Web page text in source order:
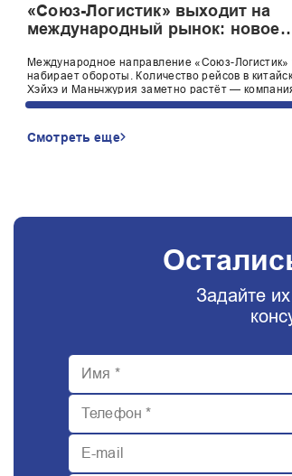
«Союз-Логистик» выходит на
международный рынок: новое
Международное направление «Союз-Логистик»
набирает обороты. Количество рейсов в
Хэйхэ и Маньчжурия заметно растёт —
наращивает грузоперевозки между Россией и
Смотреть еще
Задайте